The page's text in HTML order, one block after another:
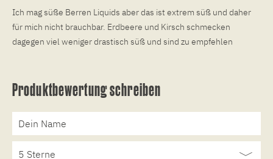
Ich mag süße Berren Liquids aber das ist extrem süß und daher
für mich nicht brauchbar. Erdbeere und Kirsch schmecken
dagegen viel weniger drastisch süß und sind zu empfehlen
Produktbewertung schreiben